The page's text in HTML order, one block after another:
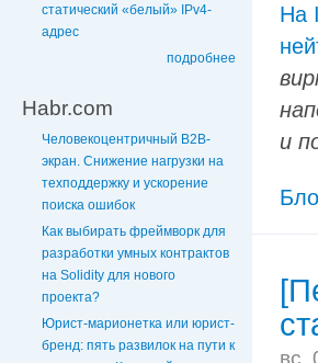
статический «белый» IPv4-
адрес
подробнее
Habr.com
Человекоцентричный B2B-
экран. Снижение нагрузки на
техподдержку и ускорение
поиска ошибок
Как выбирать фреймворк для
разработки умных контрактов
на Solidity для нового
проекта?
Юрист-марионетка или юрист-
бренд: пять развилок на пути к
На
и
вс,